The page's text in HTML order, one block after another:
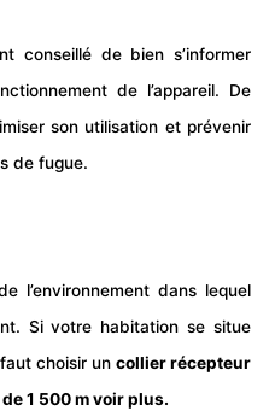
conseillé de bien s’informer
de l’appareil. De
son utilisation et prévenir
de fugue.
l’environnement dans lequel
Si votre habitation se situe
choisir un collier récepteur
1 500 m voir plus.